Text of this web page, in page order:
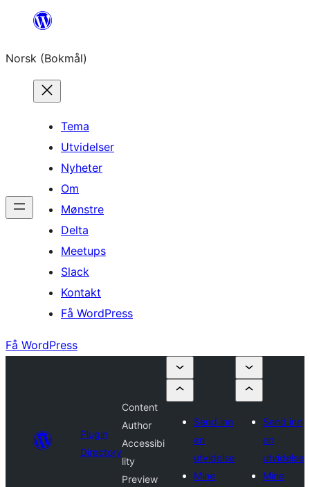
Hopp
innhold
Norsk (Bokmål)
Tema
Utvidelser
Nyheter
Om
Mønstre
Delta
Meetups
Slack
Kontakt
Få WordPress
Få WordPress
Plugin
Directory
Content
Author
Accessibi
lity
Preview
Send inn
en
utvidelse
Mine
Send inn
en
utvidelse
Mine